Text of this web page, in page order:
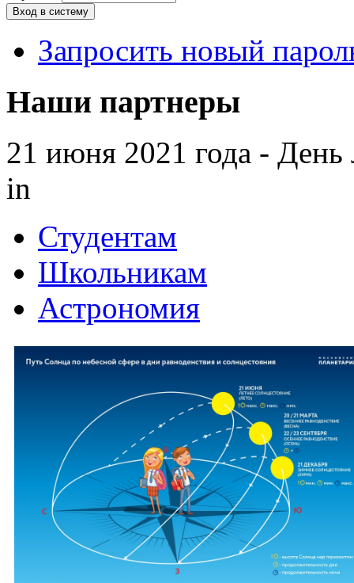
Запросить новый
Наши партнеры
21 июня 2021 года - День
in
Студентам
Школьникам
Астрономия